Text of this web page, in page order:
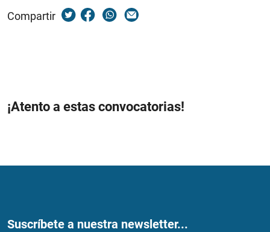
Compartir
¡Atento a estas convocatorias!
Suscríbete a nuestra newsletter...